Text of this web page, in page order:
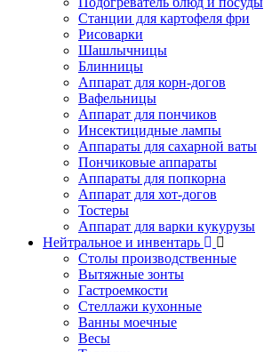
Станции для картофеля фри
Рисоварки
Шашлычницы
Блинницы
Аппарат для корн-догов
Вафельницы
Аппарат для пончиков
Инсектицидные лампы
Аппараты для сахарной ваты
Пончиковые аппараты
Аппараты для попкорна
Аппарат для хот-догов
Тостеры
Аппарат для варки кукурузы
Нейтральное и инвентарь
Столы производственные
Вытяжные зонты
Гастроемкости
Стеллажи кухонные
Ванны моечные
Весы